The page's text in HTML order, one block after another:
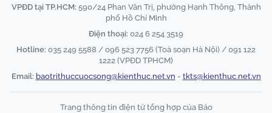
VPĐD tại TP.HCM: 590/24 Phan Văn Trị, phường Hạnh Thông, Thành
phố Hồ Chí Minh
Điện thoại: 024 6 254 3519
Hotline: 035 249 5588 / 096 523 7756 (Toà soạn Hà Nội) / 091 122
1222 (VPĐD TPHCM)
Email: baotrithuccuocsong@kienthuc.net.vn - tkts@kienthuc.net.vn
Trang thông tin điện tử tổng hợp của Báo